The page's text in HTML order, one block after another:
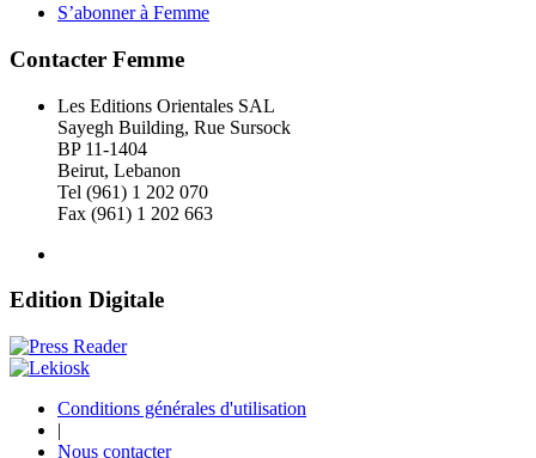
S’abonner à Femme
Contacter Femme
Les Editions Orientales SAL
Sayegh Building, Rue Sursock
BP 11-1404
Beirut, Lebanon
Tel (961) 1 202 070
Fax (961) 1 202 663
Edition Digitale
Conditions générales d'utilisation
|
Nous contacter